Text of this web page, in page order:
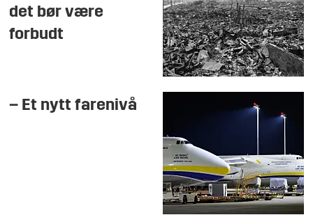
det bør være
forbudt
– Et nytt farenivå